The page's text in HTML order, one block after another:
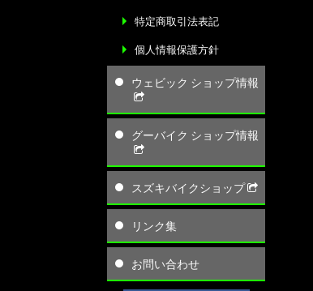
特定商取引法表記
個人情報保護方針
ウェビック ショップ情報
グーバイク ショップ情報
スズキバイクショップ
リンク集
お問い合わせ